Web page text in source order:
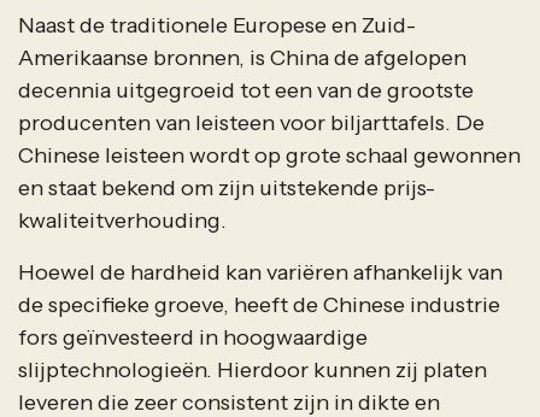
Naast de traditionele Europese en Zuid-
Amerikaanse bronnen, is Chinade afgelopen
decennia uitgegroeid tot een van de grootste
producenten van leisteen voor biljarttafels. De
Chinese leisteen wordt op grote schaal gewonnen
en staat bekend om zijn uitstekende prijs-
kwaliteitverhouding.
Hoewel de hardheid kan variëren afhankelijk van
de specifieke groeve, heeft de Chinese industrie
fors geïnvesteerd in hoogwaardige
slijptechnologieën. Hierdoor kunnen zij platen
leveren die zeer consistent zijn in dikte en